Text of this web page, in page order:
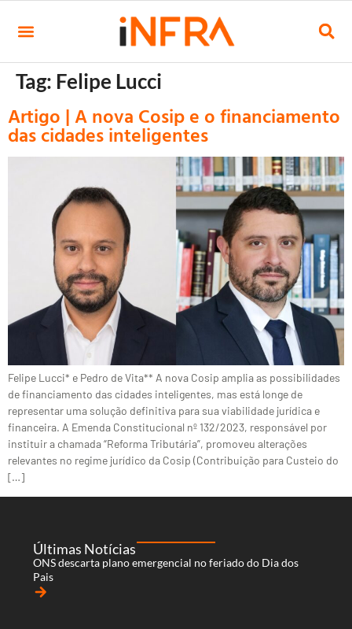
Tag: Felipe Lucci
Artigo | A nova Cosip e o financiamento
das cidades inteligentes
Felipe Lucci* e Pedro de Vita** A nova Cosip amplia as possibilidades
de financiamento das cidades inteligentes, mas está longe de
representar uma solução definitiva para sua viabilidade jurídica e
financeira. A Emenda Constitucional nº 132/2023, responsável por
instituir a chamada “Reforma Tributária”, promoveu alterações
relevantes no regime jurídico da Cosip (Contribuição para Custeio do
[…]
Últimas Notícias
ONS descarta plano emergencial no feriado do Dia dos
Pais
arrow_forward